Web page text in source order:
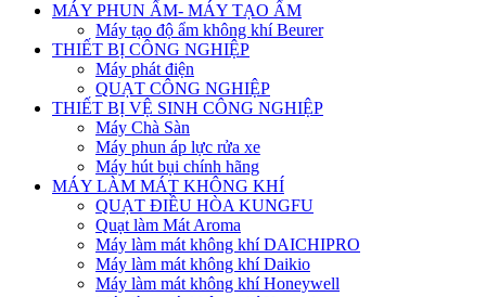
MÁY PHUN ẨM- MÁY TẠO ẨM
Máy tạo độ ẩm không khí Beurer
THIẾT BỊ CÔNG NGHIỆP
Máy phát điện
QUẠT CÔNG NGHIỆP
THIẾT BỊ VỆ SINH CÔNG NGHIỆP
Máy Chà Sàn
Máy phun áp lực rửa xe
Máy hút bụi chính hãng
MÁY LÀM MÁT KHÔNG KHÍ
QUẠT ĐIỀU HÒA KUNGFU
Quạt làm Mát Aroma
Máy làm mát không khí DAICHIPRO
Máy làm mát không khí Daikio
Máy làm mát không khí Honeywell